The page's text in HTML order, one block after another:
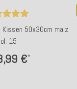
Kissen 50x30cm maiz
15
€*